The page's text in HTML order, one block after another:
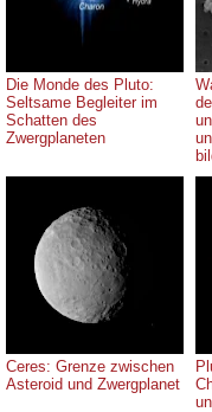
Die Monde des Pluto:
Seltsame Begleiter im
Schatten des
Zwergplaneten
Ceres: Grenze zwischen
Asteroid und Zwergplanet